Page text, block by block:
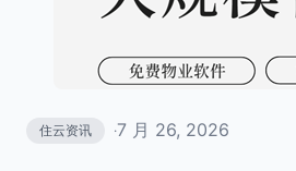
住云资讯 ·7 月 26, 2026